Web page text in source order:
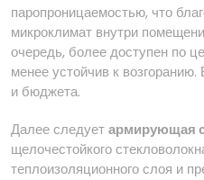
паропроницаемостью, что
микроклимат внутри
очередь, более доступен по
менее устойчив к
и бюджета.
Далее следуетармирующая
щелочестойкого
теплоизоляционного слоя и